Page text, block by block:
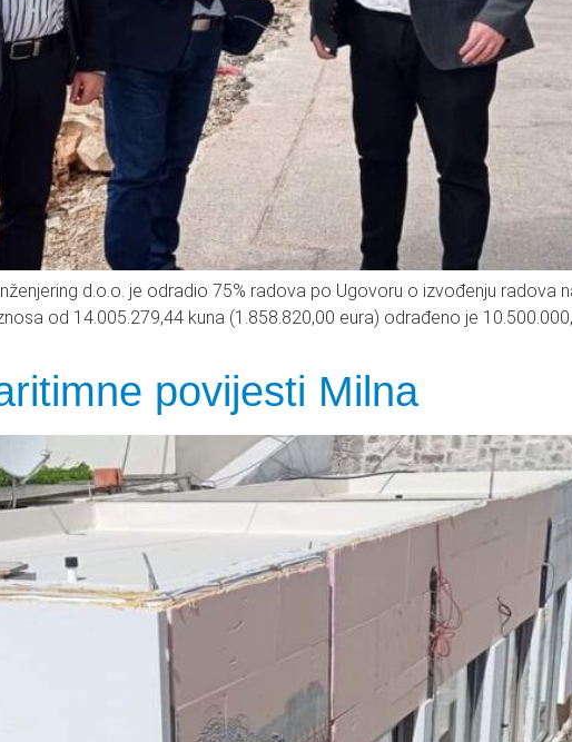
d.o.o. je odradio 75% radova po Ugovoru o izvođenju radova
od 14.005.279,44 kuna (1.858.820,00 eura) odrađeno je
povijesti Milna